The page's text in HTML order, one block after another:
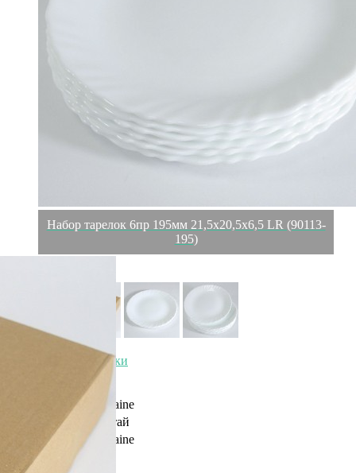
Набор тарелок 6пр 195мм 21,5х20,5х6,5 LR (90113-
195)
Характеристики
Производитель
Loraine
Китай
Loraine
Рассказать друзьям!